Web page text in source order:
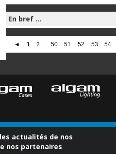
En bref ...
◄ 1 2 ... 50 51 52 53 54
actualités de nos
nos partenaires